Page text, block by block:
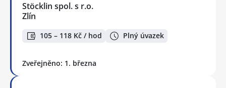
Stöcklin spol. s r.o.
Zlín
105 – 118 Kč / hod Plný úvazek
Zveřejněno: 1. března